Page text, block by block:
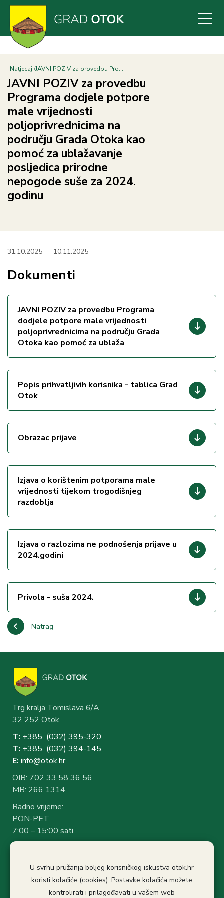
Skoči
glavni
sadržaj
Natjecaj JAVNI POZIV za provedbu Pro...
JAVNI POZIV za provedbu
Programa dodjele potpore
male vrijednosti
poljoprivrednicima na
području Grada Otoka kao
pomoć za ublažavanje
posljedica prirodne
nepogode suše za 2024.
godinu
Natrag
31.10.2025 - 10.11.2025
Dokumenti
JAVNI POZIV za provedbu Programa
dodjele potpore male vrijednosti
poljoprivrednicima na području Grada
Otoka kao pomoć za ublaža
Popis prihvatljivih korisnika - tablica Grad
Otok
Obrazac prijave
Izjava o korištenim potporama male
vrijednosti tijekom trogodišnjeg
razdoblja
Izjava o razlozima ne podnošenja prijave u
2024.godini
Privola - suša 2024.
Trg kralja Tomislava 6/A
32 252 Otok
T: +385 (032) 395-320
T: +385 (032) 394-145
E: info@otok.hr
OIB: 702 33 58 36 56
MB: 266 1314
Radno vrijeme:
PON-PET
7:00 – 15:00 sati
Stanka: 10:30-11.00
Politika privatnosti
U svrhu pružanja boljeg korisničkog iskustva otok.hr
koristi kolačiće (cookies). Postavke kolačića možete
kontrolirati i prilagođavati u vašem web